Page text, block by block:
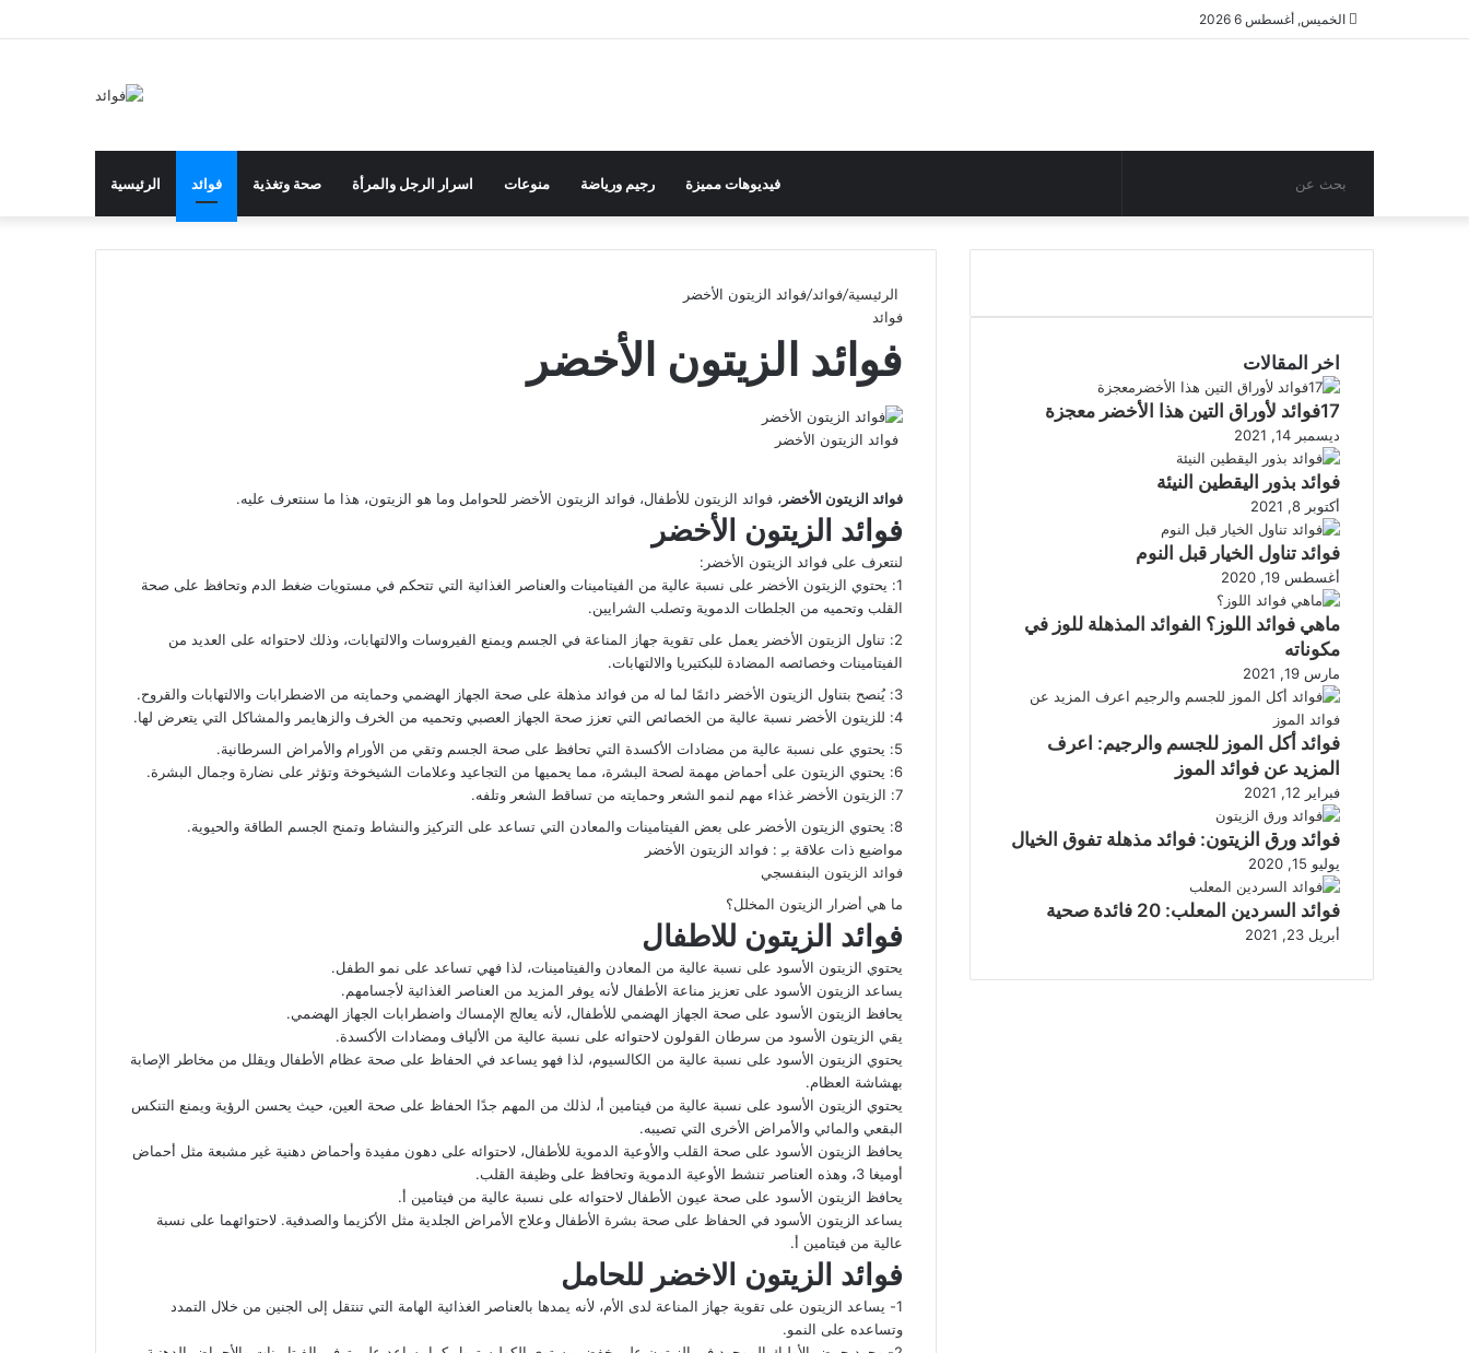
الخميس, أغسطس 6 2026
الرئيسية فوائد صحة وتغذية اسرار الرجل والمرأة منوعات رجيم ورياضة فيديوهات مميزة بحث
عن عشوائي
الرئيسية/فوائد/فوائد الزيتون الأخضر
فوائد
فوائد الزيتون الأخضر
فوائد الزيتون الأخضر
فوائد الزيتون الأخضر ، فوائد الزيتون للأطفال، فوائد الزيتون الأخضر للحوامل وما هو الزيتون، هذا ما سنتعرف عليه.
فوائد الزيتون الأخضر
لنتعرف على فوائد الزيتون الأخضر:
1: يحتوي الزيتون الأخضر على نسبة عالية من الفيتامينات والعناصر الغذائية التي تتحكم في مستويات ضغط الدم وتحافظ على صحة
القلب وتحميه من الجلطات الدموية وتصلب الشرايين.
2: تناول الزيتون الأخضر يعمل على تقوية جهاز المناعة في الجسم ويمنع الفيروسات والالتهابات، وذلك لاحتوائه على العديد من
الفيتامينات وخصائصه المضادة للبكتيريا والالتهابات.
3: يُنصح بتناول الزيتون الأخضر دائمًا لما له من فوائد مذهلة على صحة الجهاز الهضمي وحمايته من الاضطرابات والالتهابات والقروح.
4: للزيتون الأخضر نسبة عالية من الخصائص التي تعزز صحة الجهاز العصبي وتحميه من الخرف والزهايمر والمشاكل التي يتعرض لها.
5: يحتوي على نسبة عالية من مضادات الأكسدة التي تحافظ على صحة الجسم وتقي من الأورام والأمراض السرطانية.
6: يحتوي الزيتون على أحماض مهمة لصحة البشرة، مما يحميها من التجاعيد وعلامات الشيخوخة وتؤثر على نضارة وجمال البشرة.
7: الزيتون الأخضر غذاء مهم لنمو الشعر وحمايته من تساقط الشعر وتلفه.
8: يحتوي الزيتون الأخضر على بعض الفيتامينات والمعادن التي تساعد على التركيز والنشاط وتمنح الجسم الطاقة والحيوية.
مواضيع ذات علاقة بـِ : فوائد الزيتون الأخضر
فوائد الزيتون البنفسجي
ما هي أضرار الزيتون المخلل؟
فوائد الزيتون للاطفال
يحتوي الزيتون الأسود على نسبة عالية من المعادن والفيتامينات، لذا فهي تساعد على نمو الطفل.
يساعد الزيتون الأسود على تعزيز مناعة الأطفال لأنه يوفر المزيد من العناصر الغذائية لأجسامهم.
يحافظ الزيتون الأسود على صحة الجهاز الهضمي للأطفال، لأنه يعالج الإمساك واضطرابات الجهاز الهضمي.
يقي الزيتون الأسود من سرطان القولون لاحتوائه على نسبة عالية من الألياف ومضادات الأكسدة.
يحتوي الزيتون الأسود على نسبة عالية من الكالسيوم، لذا فهو يساعد في الحفاظ على صحة عظام الأطفال ويقلل من مخاطر الإصابة
بهشاشة العظام.
يحتوي الزيتون الأسود على نسبة عالية من فيتامين أ، لذلك من المهم جدًا الحفاظ على صحة العين، حيث يحسن الرؤية ويمنع التنكس
البقعي والمائي والأمراض الأخرى التي تصيبه.
يحافظ الزيتون الأسود على صحة القلب والأوعية الدموية للأطفال، لاحتوائه على دهون مفيدة وأحماض دهنية غير مشبعة مثل أحماض
أوميغا 3، وهذه العناصر تنشط الأوعية الدموية وتحافظ على وظيفة القلب.
يحافظ الزيتون الأسود على صحة عيون الأطفال لاحتوائه على نسبة عالية من فيتامين أ.
يساعد الزيتون الأسود في الحفاظ على صحة بشرة الأطفال وعلاج الأمراض الجلدية مثل الأكزيما والصدفية. لاحتوائهما على نسبة
عالية من فيتامين أ.
فوائد الزيتون الاخضر للحامل
1- يساعد الزيتون على تقوية جهاز المناعة لدى الأم، لأنه يمدها بالعناصر الغذائية الهامة التي تنتقل إلى الجنين من خلال التمدد
وتساعده على النمو.
اخر المقالات
17فوائد لأوراق التين هذا الأخضر معجزة
ديسمبر 14, 2021
فوائد بذور اليقطين النيئة
أكتوبر 8, 2021
فوائد تناول الخيار قبل النوم
أغسطس 19, 2020
ماهي فوائد اللوز؟ الفوائد المذهلة للوز في
مكوناته
مارس 19, 2021
فوائد أكل الموز للجسم والرجيم: اعرف
المزيد عن فوائد الموز
فبراير 12, 2021
فوائد ورق الزيتون: فوائد مذهلة تفوق الخيال
يوليو 15, 2020
فوائد السردين المعلب: 20 فائدة صحية
أبريل 23, 2021